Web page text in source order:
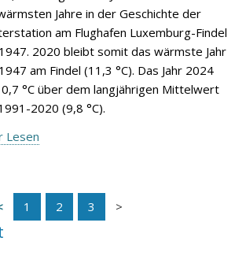
Jahre in der Geschichte der
am Flughafen Luxemburg-Findel
2020 bleibt somit das wärmste Jahr
am Findel (11,3 °C). Das Jahr 2024
°C über dem langjährigen Mittelwert
2020 (9,8 °C).
Lesen
1 2 3